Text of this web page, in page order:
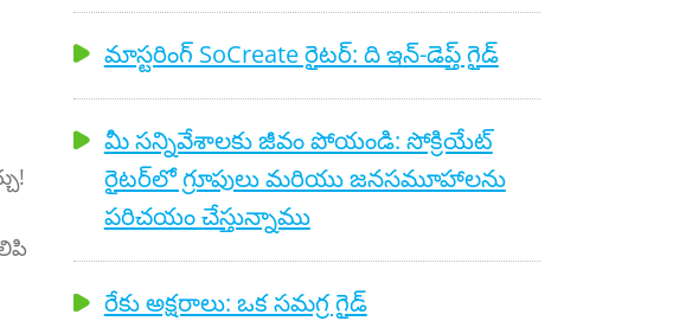
మాస్టరింగ్ SoCreate రైటర్: ది ఇన్-డెప్త్ గైడ్
మీ సన్నివేశాలకు జీవం పోయండి: సోక్రియేట్
రైటర్‌లో గ్రూపులు మరియు జనసమూహాలను
పరిచయం చేస్తున్నాము
రేకు అక్షరాలు: ఒక సమగ్ర గైడ్